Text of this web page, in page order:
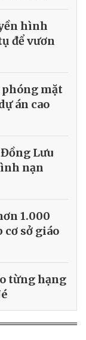
hình
để vươn
mặt
án cao
Lưu
nạn
1.000
cơ sở giáo
từng hạng